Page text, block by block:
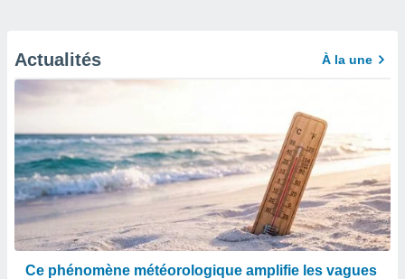
Actualités À la une
Ce phénomène météorologique amplifie les vagues